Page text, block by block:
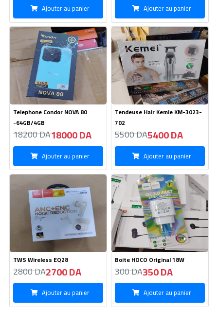
Ajouter au panier Ajouter au panier
Telephone Condor NOVA 80
-64GB/4GB
18200 DA18000 DA
Ajouter au panier
Tendeuse Hair Kemie KM-3023-
702
5500 DA5400 DA
Ajouter au panier
TWS Wireless EQ28
2800 DA2700 DA
Ajouter au panier
Boite HOCO Original 18W
300 DA350 DA
Ajouter au panier